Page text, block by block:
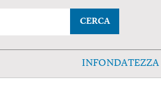
CERCA
INFONDATEZZA